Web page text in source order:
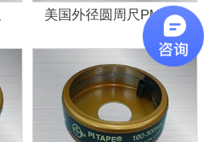
美国外径圆周尺PM7SS